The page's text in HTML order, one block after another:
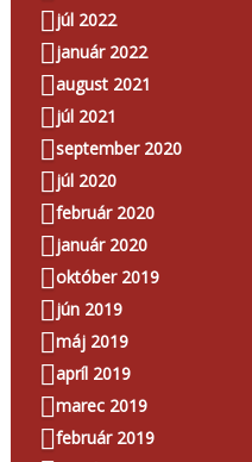
júl 2022
január 2022
august 2021
júl 2021
september 2020
júl 2020
február 2020
január 2020
október 2019
jún 2019
máj 2019
apríl 2019
marec 2019
február 2019